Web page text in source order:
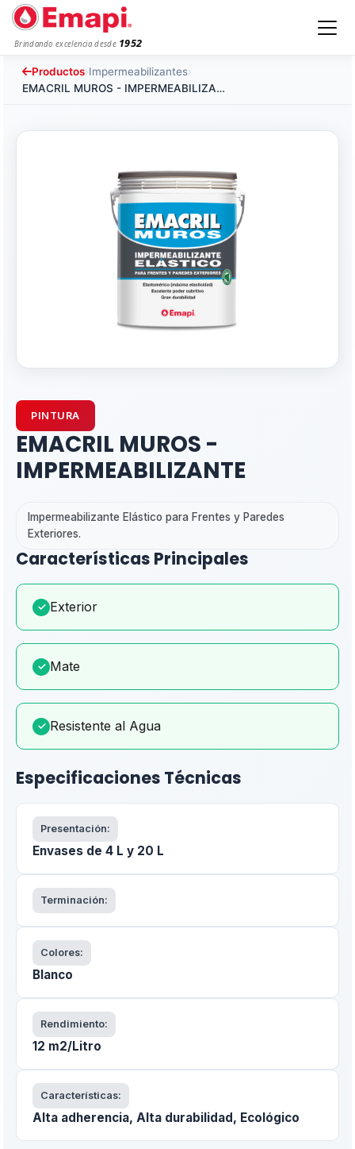
Brindando excelencia desde 1952
Productos›Impermeabilizantes›
EMACRIL MUROS - IMPERMEABILIZANTE
PINTURA
EMACRIL MUROS -
IMPERMEABILIZANTE
Impermeabilizante Elástico para Frentes y Paredes
Exteriores.
Características Principales
✓ Exterior
✓ Mate
✓ Resistente al Agua
Especificaciones Técnicas
Presentación:
Envases de 4 L y 20 L
Terminación:
Colores:
Blanco
Rendimiento:
12 m2/Litro
Características:
Alta adherencia, Alta durabilidad, Ecológico